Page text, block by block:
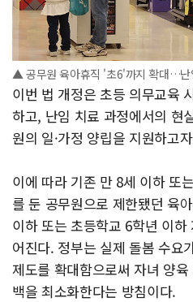
▲ 공무원 육아휴직 '초6'까지 확대…난
이번 법 개정은 초등 의무교육
하고, 난임 치료 과정에서의 현
원의 일·가정 양립을 지원하고
이에 따라 기존 만 8세 이하 또
를 둔 공무원으로 제한됐던 육
이하 또는 초등학교 6학년 이
어진다. 정부는 실제 돌봄 수요
제도를 확대함으로써 자녀 양
백을 최소화한다는 방침이다.